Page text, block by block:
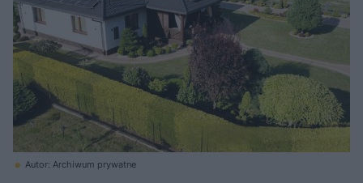
Autor: Archiwum prywatne